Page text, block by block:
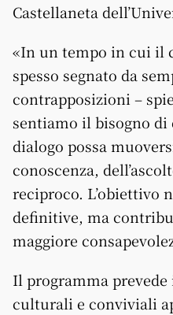
Castellaneta
«In un tempo in cui il
spesso segnato da
contrapposizioni –
sentiamo il bisogno
dialogo possa
conoscenza,
reciproco. L’obiettivo
definitive, ma
maggiore
Il programma
culturali e conviviali